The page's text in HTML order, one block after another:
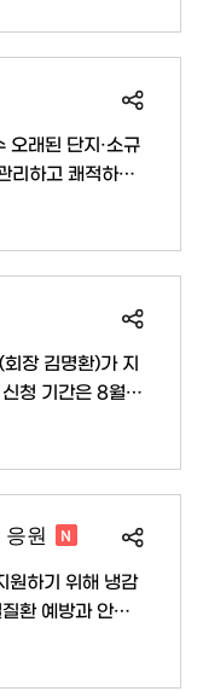
래된 단지·소규
’을 추진한다.
·고) ▲다문화
원
원하기 위해 냉감
, 사용 방법 안내